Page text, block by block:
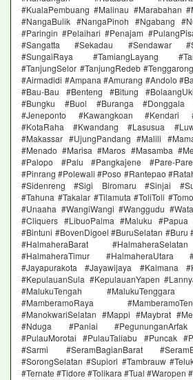
#KualaPembuang #Malinau #Marabahan
#NangaBulik #NangaPinoh #Ngabang
#Paringin #Pelaihari #Penajam
#Sangatta #Sekadau #Sendawar
#SungaiRaya #TamiangLayang
#TanjungSelor #TanjungRedeb
#Airmadidi #Ampana #Amurang #Andolo
#Bau-Bau #Benteng #Bitung
#Bungku #Buol #Buranga #Donggala
#Jeneponto #Kawangkoan #Kendari
#KotaRaha #Kwandang #Lasusua
#Makassar #UjungPandang #Malili
#Menado #Marisa #Maros #Masamba
#Palopo #Palu #Pangkajene #Pare-
#Pinrang #Polewali #Poso #Rantepao
#Sidenreng #Sigi Biromaru #Sinjai
#Tahuna #Takalar #Tilamuta #ToliToli
#Unaaha #WangiWangi #Wanggudu
#Cliquers #LibuoPalma #Maluku
#Bintuni #BovenDigoel #BuruSelatan #Buru
#HalmaheraBarat
#HalmaheraTimur #HalmaheraUtara
#Jayapurakota #Jayawijaya #Kaimana
#KepulauanSula #KepulauanYapen
#MalukuTengah #MalukuTenggara
#MamberamoRaya
#ManokwariSelatan #Mappi #Maybrat
#Nduga #Paniai #PegununganArfak
#PulauMorotai #PulauTaliabu #Puncak
#Sarmi #SeramBagianBarat
#SorongSelatan #Supiori #Tambrauw
#Ternate #Tidore #Tolikara #Tual #Waropen